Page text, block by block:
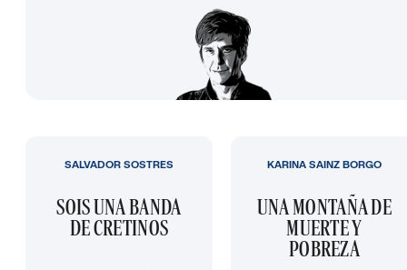
SOIS UNA BANDA
DE CRETINOS
SALVADOR SOSTRES
UNA MONTAÑA DE
MUERTE Y
POBREZA
KARINA SAINZ BORGO